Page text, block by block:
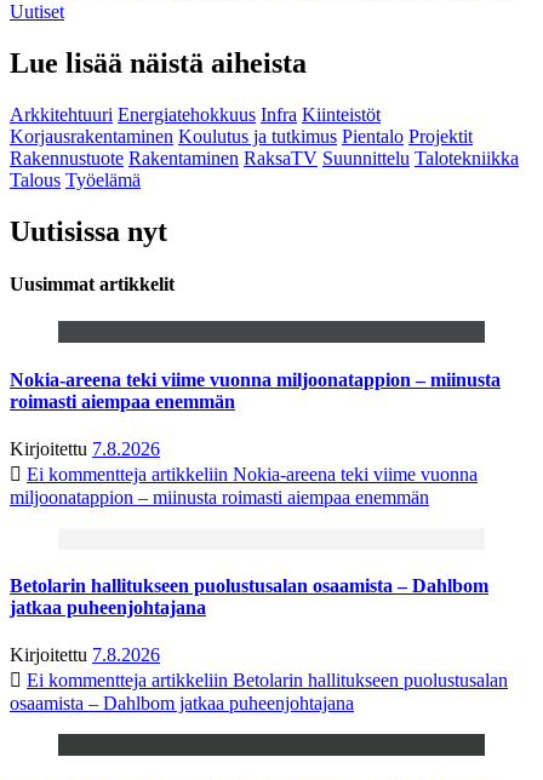
Uutiset
Lue lisää näistä aiheista
Arkkitehtuuri Energiatehokkuus Infra Kiinteistöt
Korjausrakentaminen Koulutus ja tutkimus Pientalo Projektit
Rakennustuote Rakentaminen RaksaTV Suunnittelu Talotekniikka
Talous Työelämä
Uutisissa nyt
Uusimmat artikkelit
Nokia-areena teki viime vuonna miljoonatappion – miinusta
roimasti aiempaa enemmän
Kirjoitettu 7.8.2026
Ei kommentteja artikkeliin Nokia-areena teki viime vuonna
miljoonatappion – miinusta roimasti aiempaa enemmän
Betolarin hallitukseen puolustusalan osaamista – Dahlbom
jatkaa puheenjohtajana
Kirjoitettu 7.8.2026
Ei kommentteja artikkeliin Betolarin hallitukseen puolustusalan
osaamista – Dahlbom jatkaa puheenjohtajana